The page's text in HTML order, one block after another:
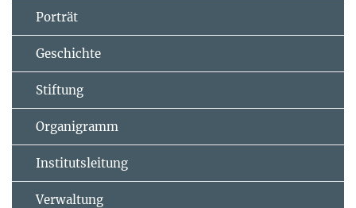
Porträt
Geschichte
Stiftung
Organigramm
Institutsleitung
Verwaltung